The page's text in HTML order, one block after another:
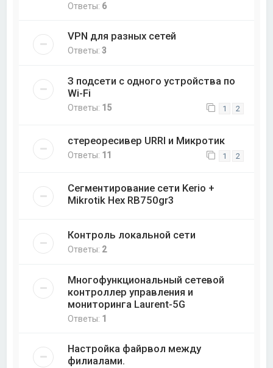
Ответы: 6
VPN для разных сетей
Ответы:3
З подсети с одного устройства по
Wi-Fi
Ответы: 15 1 2
стереоресивер URRI и Микротик
Ответы: 11 1 2
Сегментирование сети Kerio +
Mikrotik Hex RB750gr3
Контроль локальной сети
Ответы: 2
Многофункциональный сетевой
контроллер управления и
мониторинга Laurent-5G
Ответы: 1
Настройка файрвол между
филиалами.